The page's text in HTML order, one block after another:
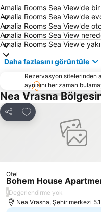
Amalia Rooms Sea View'de bir
Amalia Rooms Sea View'de
Amalia Rooms Sea View'de
Amalia Rooms Sea View
Amalia Rooms Sea View'e
Daha fazlasını görüntüle
Rezervasyon sitelerinden
aynısını her zaman
Nea Vrasna
Paylaş
Favorilerime ekle
Otel
Bohem House
/Değerlendirme yok
Nea Vrasna, Şehir merkezi